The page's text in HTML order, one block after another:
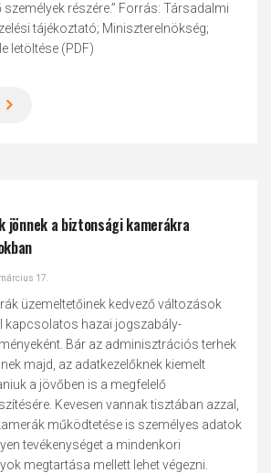
személyek részére.” Forrás: Társadalmi
tájékoztató; Miniszterelnökség;
letöltése (PDF)
jönnek a biztonsági kamerákra
17.
üzemeltetőinek kedvező változások
kapcsolatos hazai jogszabály-
Bár az adminisztrációs terhek
majd, az adatkezelőknek kiemelt
a jövőben is a megfelelő
Kevesen vannak tisztában azzal,
működtetése is személyes adatok
tevékenységet a mindenkori
megtartása mellett lehet végezni.